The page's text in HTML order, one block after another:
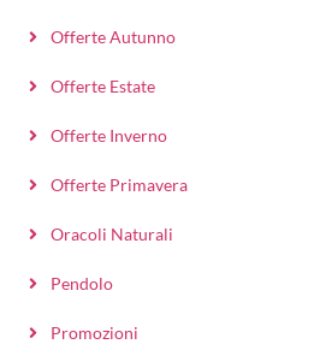
Offerte Autunno
Offerte Estate
Offerte Inverno
Offerte Primavera
Oracoli Naturali
Pendolo
Promozioni